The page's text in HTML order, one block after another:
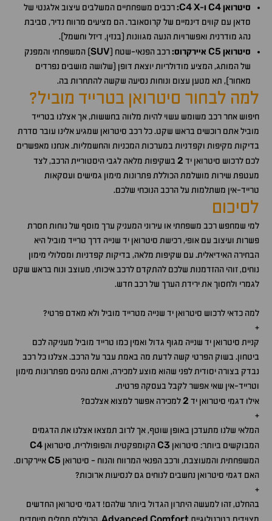
סיטרואןC4 ו- C4X
:רכבים משפחתיים המשלבים עיצוב אלגנטי של
סדאן עם קווים דינמיים של קרוסאובר. הם מציעים מרווח נדיר, סביבת
נהג מודרנית ואפשרויות הנעה מגוונות (בנזין, דיזל וחשמל).
סיטרואן C5 איירקרוס:רכב הפנאי-שטח (SUV) המשפחתי והמפנק
של המותג, המציע מודולריות יוצאת דופן (שלושה מושבים נפרדים
מאחור), תא מטען עצום ונוחות נסיעה שקשה להתחרות בה.
למה לבחור סיטרואן בטרייד מוביל?
חיפוש אחר רכב משומש עשוי להיות מלווה בחששות, אך אצלנו בטרייד
מוביל אתם רוכשים בראש שקט. כל רכב סיטרואן שמגיע אלינו עובר סדרת
בדיקות מקיפות וקפדניות במערכות המכניות והחשמליות. אנחנו מאפשרים
לכם לרכוש סיטרואן יד 2 בשקיפות מלאה לגבי היסטוריית הרכב, לצד
מעטפת שירות מושלמת הכוללת פתרונות מימון גמישים ועסקאות
טרייד-אין משתלמות על הרכב הנוכחי שלכם.
לסיכום
למי שמחפש רכב משפחתי או עירוני המעניק ערך מוסף של נוחות חסרת
פשרות ועיצוב עם אופי, רכישת סיטרואן יד שנייה דרך טרייד מוביל היא
הבחירה האידיאלית. עם שקיפות מלאה, בדיקות קפדניות ומסלולי מימון
נוחים, זוהי ההזדמנות שלכם להתקדם לרכב איכותי, מעוצב ונוח בראש שקט
לגמרי ולחסוך את ירידת הערך של רכב חדש.
למה כדאי לרכוש סיטרואן יד שנייה מטרייד מוביל ולא מאדם פרטי?
+
קניית סיטרואן יד שנייה מגוף גדול ואמין כמו טרייד מוביל מעניקה לכם
ביטחון. בשוק הפרטי קשה לדעת מה באמת עבר על הרכב. אצלנו כל רכב
נבדק בצורה יסודית לפני שהוא מוצע למכירה, ואתם נהנים מפתרונות מימון
וטרייד-אין שאי אפשר לקבל בעסקה פרטית.
אילו דגמי סיטרואן יד 2למכירה אפשר למצוא אצלכם?
+
המלאי שלנו מתעדכן באופן שוטף, אך לרוב תמצאו אצלנו את הדגמים
המבוקשים ביותר: סיטרואן C3 הקומפקטית והפופולרית, סיטרואן C4
המשפחתית והמעוצבת, ורכב הפנאי המרווח והנוח - סיטרואן C5 איירקרוס.
האם דגמי סיטרואן נחשבים לנוחים גם לנסיעות ארוכות?
+
בהחלט, זהו למעשה היתרון הגדול ביותר שלהם! דגמי סיטרואן החדשים
Advanced Comfort